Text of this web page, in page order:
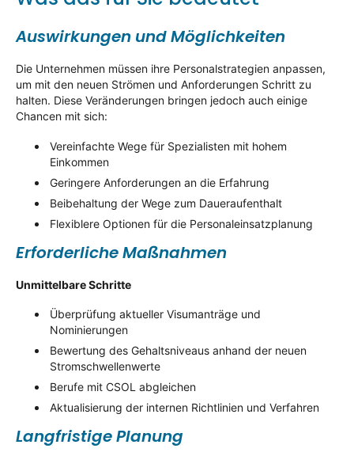
Auswirkungen und Möglichkeiten
Die Unternehmen müssen ihre Personalstrategien anpassen,
um mit den neuen Strömen und Anforderungen Schritt zu
halten. Diese Veränderungen bringen jedoch auch einige
Chancen mit sich:
Vereinfachte Wege für Spezialisten mit hohem
Einkommen
Geringere Anforderungen an die Erfahrung
Beibehaltung der Wege zum Daueraufenthalt
Flexiblere Optionen für die Personaleinsatzplanung
Erforderliche Maßnahmen
Unmittelbare Schritte
Überprüfung aktueller Visumanträge und
Nominierungen
Bewertung des Gehaltsniveaus anhand der neuen
Stromschwellenwerte
Berufe mit CSOL abgleichen
Aktualisierung der internen Richtlinien und Verfahren
Langfristige Planung